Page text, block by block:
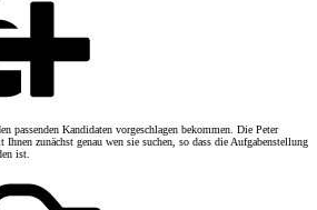
passenden Kandidaten vorgeschlagen bekommen. Die Peter
zunächst genau wen sie suchen, so dass die Aufgabenstellung
ist.